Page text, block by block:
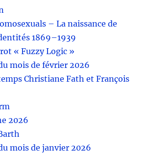
– La naissance de
1869–1939
« Fuzzy Logic »
mois de février 2026
Christiane Fath et François
2026
mois de janvier 2026